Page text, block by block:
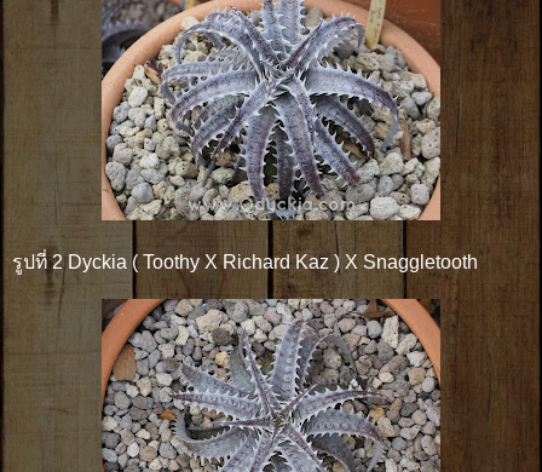
รูปที่ 2 Dyckia ( Toothy X Richard Kaz ) X Snaggletooth